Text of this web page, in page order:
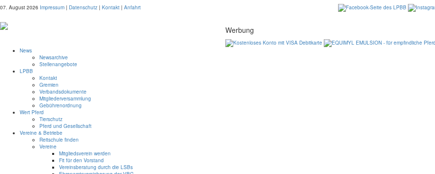
07. August 2026 Impressum | Datenschutz | Kontakt | Anfahrt
Werbung
News
Newsarchive
Stellenangebote
LPBB
Kontakt
Gremien
Verbandsdokumente
Mitgliederversammlung
Gebührenordnung
Wert Pferd
Tierschutz
Pferd und Gesellschaft
Vereine & Betriebe
Reitschule finden
Vereine
Mitgliedsverein werden
Fit für den Vorstand
Vereinsberatung durch die LSBs